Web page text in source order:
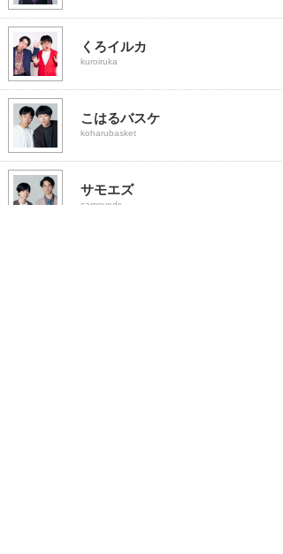
くろイルカ
kuroiruka
こはるバスケ
koharubasket
サモエズ
samoyeds